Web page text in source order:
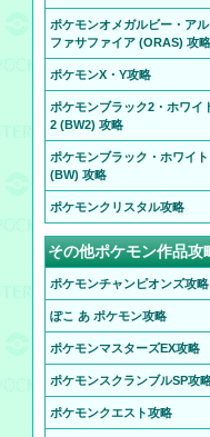
ポケモンオメガルビー・アル
ファサファイア (ORAS) 攻略
ポケモンX・Y攻略
ポケモンブラック2・ホワイ
2 (BW2) 攻略
ポケモンブラック・ホワイト
(BW) 攻略
ポケモンクリスタル攻略
その他ポケモン作品攻
ポケモンチャンピオンズ攻略
ぽこ あ ポケモン攻略
ポケモンマスターズEX攻略
ポケモンスクランブルSP攻
ポケモンクエスト攻略